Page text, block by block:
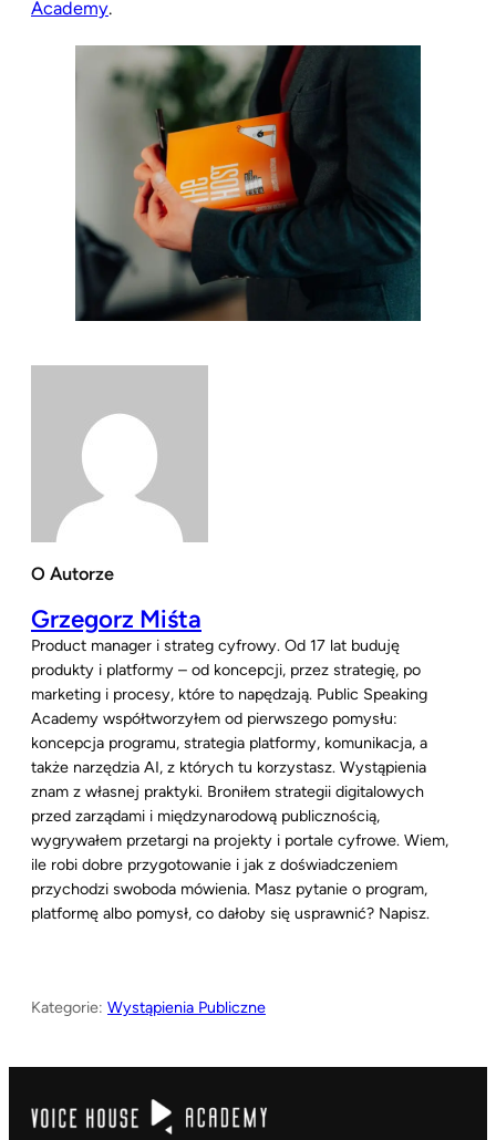
Academy.
O Autorze
Grzegorz Miśta
Product manager i strateg cyfrowy. Od 17 lat buduję
produkty i platformy – od koncepcji, przez strategię, po
marketing i procesy, które to napędzają. Public Speaking
Academy współtworzyłem od pierwszego pomysłu:
koncepcja programu, strategia platformy, komunikacja, a
także narzędzia AI, z których tu korzystasz. Wystąpienia
znam z własnej praktyki. Broniłem strategii digitalowych
przed zarządami i międzynarodową publicznością,
wygrywałem przetargi na projekty i portale cyfrowe. Wiem,
ile robi dobre przygotowanie i jak z doświadczeniem
przychodzi swoboda mówienia. Masz pytanie o program,
platformę albo pomysł, co dałoby się usprawnić? Napisz.
Kategorie: Wystąpienia Publiczne